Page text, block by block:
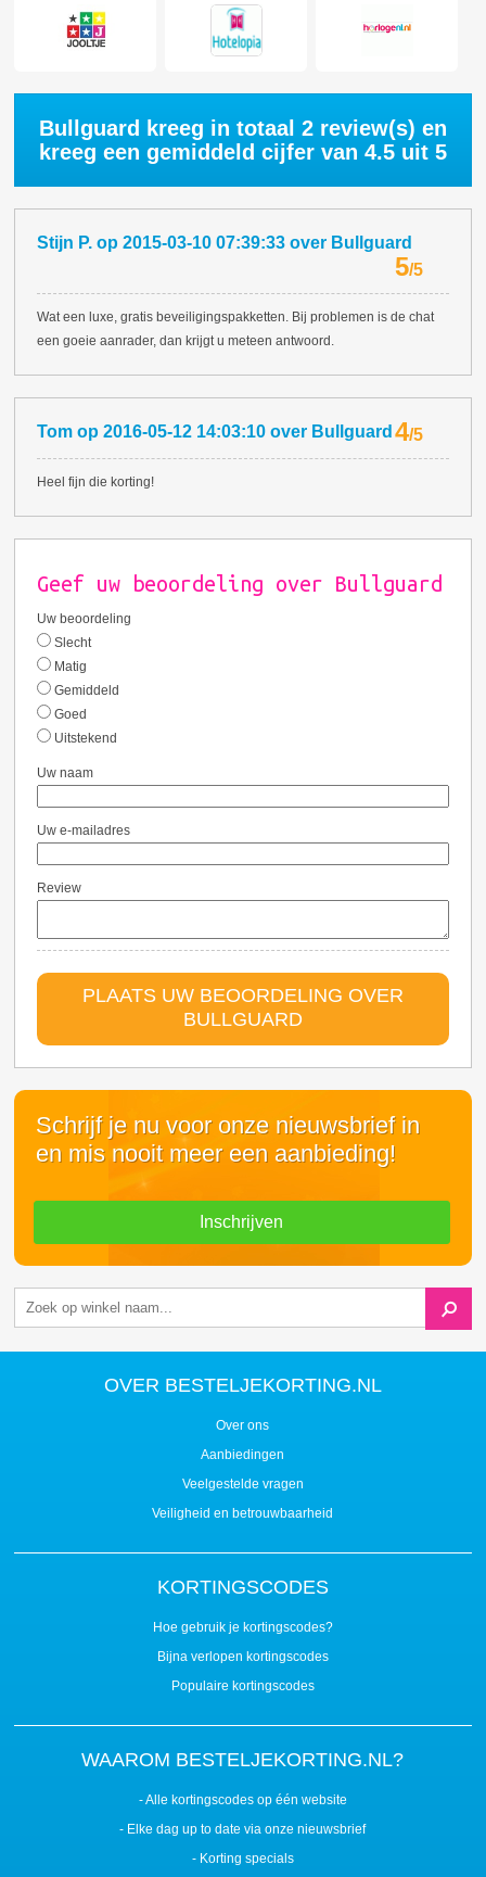
Bullguard kreeg in totaal 2review(s) en
kreeg een gemiddeld cijfer van 4.5 uit 5
Stijn P. op2015-03-10 07:39:33 over Bullguard
5/5
Wat een luxe, gratis beveiligingspakketten. Bij problemen is de chat
een goeie aanrader, dan krijgt u meteen antwoord.
Tom op2016-05-12 14:03:10 over Bullguard 4/5
Heel fijn die korting!
Geef uw beoordeling over Bullguard
Uw beoordeling
Slecht
Matig
Gemiddeld
Goed
Uitstekend
Uw naam
Uw e-mailadres
Review
PLAATS UW BEOORDELING OVER
BULLGUARD
Schrijf je nu voor onze nieuwsbrief in
en mis nooit meer een aanbieding!
Inschrijven
OVER BESTELJEKORTING.NL
Over ons
Aanbiedingen
Veelgestelde vragen
Veiligheid en betrouwbaarheid
KORTINGSCODES
Hoe gebruik je kortingscodes?
Bijna verlopen kortingscodes
Populaire kortingscodes
WAAROM BESTELJEKORTING.NL?
- Alle kortingscodes op één website
- Elke dag up to date via onze nieuwsbrief
- Korting specials